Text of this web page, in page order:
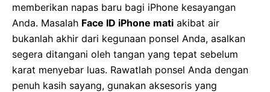
memberikan napas baru bagi iPhone kesayangan
Anda. Masalah Face ID iPhone mati akibat air
bukanlah akhir dari kegunaan ponsel Anda, asalkan
segera ditangani oleh tangan yang tepat sebelum
karat menyebar luas. Rawatlah ponsel Anda dengan
penuh kasih sayang, gunakan aksesoris yang